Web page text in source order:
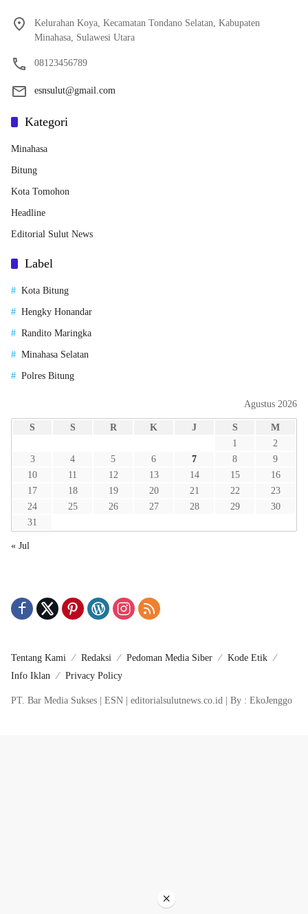
Kelurahan Koya, Kecamatan Tondano Selatan, Kabupaten
Minahasa, Sulawesi Utara
08123456789
esnsulut@gmail.com
Kategori
Minahasa
Bitung
Kota Tomohon
Headline
Editorial Sulut News
Label
Kota Bitung
Hengky Honandar
Randito Maringka
Minahasa Selatan
Polres Bitung
Agustus 2026
S S R K J S
M
1
2
3
4 5 6 7 8
9
10
11 12 13 14 15
16
17
18 19 20 21 22
23
24
25 26 27 28 29
30
31
« Jul
Tentang Kami Redaksi Pedoman Media Siber
Kode Etik
Info Iklan
Privacy Policy
PT. Bar Media Sukses | ESN | editorialsulutnews.co.id | By : EkoJenggo
×